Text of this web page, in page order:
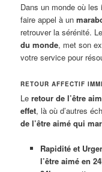
Dans un monde où
faire appel à un
retrouver la sérénité.
du monde, met son
votre service pour
RETOUR AFFECTIF
Leretour de l’être
effet, là où d’autres
de l’être aimé qui
Rapidité et
l’être aimé en